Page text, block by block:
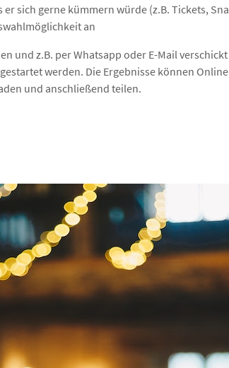
sich gerne kümmern würde (z.B. Tickets,
an
und z.B. per Whatsapp oder E-Mail
werden. Die Ergebnisse können
und anschließend teilen.